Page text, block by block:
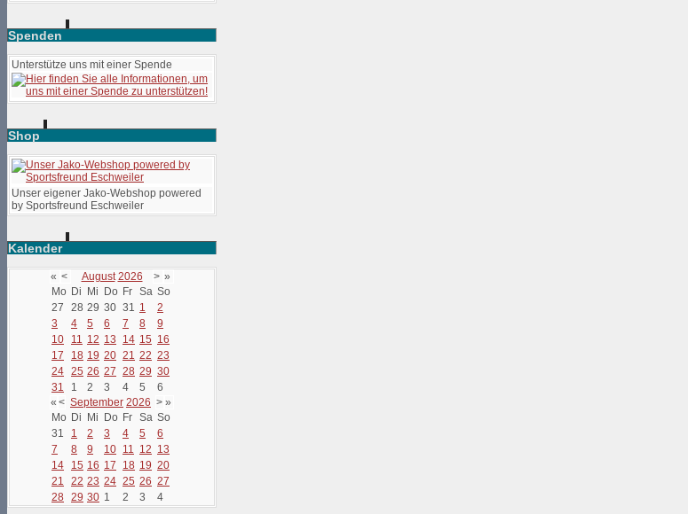
Spenden
Unterstütze uns mit einer Spende
Shop
Unser eigener Jako-Webshop powered
by Sportsfreund Eschweiler
Kalender
« < August 2026 > »
Mo Di Mi Do Fr Sa So
27
28 29 30 31 1
2
3
4 5 6 7 8
9
10
11 12 13 14 15 16
17
18 19 20 21 22 23
24 25 26 27 28 29 30
31
1 2 3 4 5
6
« < September 2026 > »
Mo Di Mi Do Fr Sa So
31
1 2 3 4 5
6
7
8 9 10 11 12 13
14
15 16 17 18 19 20
21
22 23 24 25 26 27
28 29 30 1 2 3 4